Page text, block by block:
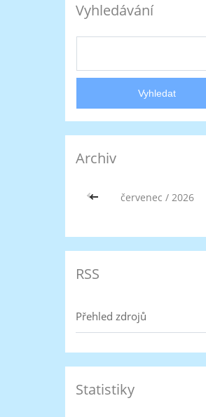
Vyhledávání
Archiv
<< červenec / 2026
RSS
Přehled zdrojů
Statistiky